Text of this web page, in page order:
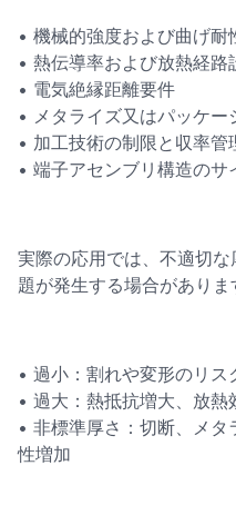
• 機械的強度および曲げ耐
• 熱伝導率および放熱経路
• 電気絶縁距離要件
• メタライズ又はパッケ
• 加工技術の制限と収率管
• 端子アセンブリ構造のサ
実際の応用では、不適切
題が発生する場合がありま
• 過小：割れや変形のリ
• 過大：熱抵抗増大、放
• 非標準厚さ：切断、メ
性増加